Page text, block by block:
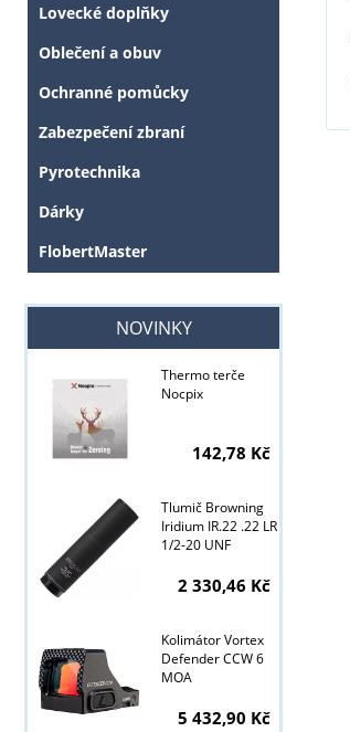
Lovecké doplňky
Oblečení a obuv
Ochranné pomůcky
Zabezpečení zbraní
Pyrotechnika
Dárky
FlobertMaster
NOVINKY
Thermo terče
Nocpix
142,78 Kč
Tlumič Browning
Iridium IR.22 .22 LR
1/2-20 UNF
2 330,46 Kč
Kolimátor Vortex
Defender CCW 6
MOA
5 432,90 Kč